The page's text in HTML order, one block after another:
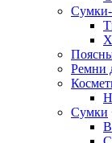
Ремни
Сумки